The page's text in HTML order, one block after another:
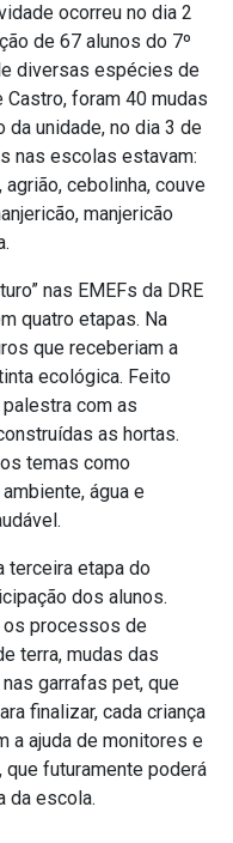
ocorreu no dia 2
de 67 alunos do 7º
diversas espécies de
Castro, foram 40 mudas
da unidade, no dia 3 de
nas escolas estavam:
cebolinha, couve
manjericão
nas EMEFs da DRE
quatro etapas. Na
que receberiam a
ecológica. Feito
com as
as hortas.
temas como
água e
terceira etapa do
dos alunos.
os processos de
terra, mudas das
garrafas pet, que
finalizar, cada criança
a ajuda de monitores e
que futuramente poderá
da escola.